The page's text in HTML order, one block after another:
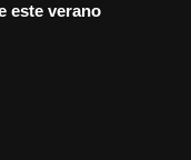
este verano